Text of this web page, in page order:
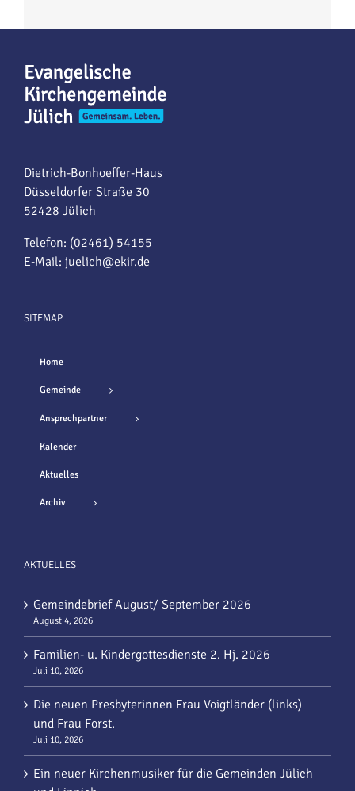
Dietrich-Bonhoeffer-Haus
Düsseldorfer Straße 30
52428 Jülich
Telefon: (02461) 54155
E-Mail: juelich@ekir.de
SITEMAP
Home
Gemeinde
Ansprechpartner
Kalender
Aktuelles
Archiv
AKTUELLES
Gemeindebrief August/ September 2026
August 4, 2026
Familien- u. Kindergottesdienste 2. Hj. 2026
Juli 10, 2026
Die neuen Presbyterinnen Frau Voigtländer (links)
und Frau Forst.
Juli 10, 2026
Ein neuer Kirchenmusiker für die Gemeinden Jülich